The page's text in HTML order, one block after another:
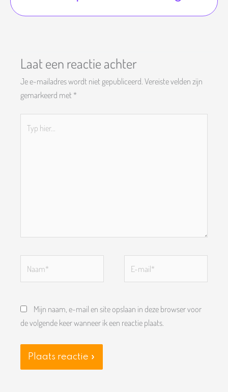
Laat een reactie achter
Je e-mailadres wordt niet gepubliceerd. Vereiste velden zijn
gemarkeerd met *
hier...
mail*
Mijn naam, e-mail en site opslaan in deze browser voor
de volgende keer wanneer ik een reactie plaats.